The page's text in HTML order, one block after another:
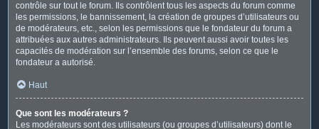
contrôle sur tout le forum. Ils contrôlent tous les aspects du forum comme
les permissions, le bannissement, la création de groupes d’utilisateurs ou
de modérateurs, etc., selon les permissions que le fondateur du forum a
attribuées aux autres administrateurs. Ils peuvent aussi avoir toutes les
capacités de modération sur l’ensemble des forums, selon ce que le
fondateur a autorisé.
Haut
Que sont les modérateurs ?
Les modérateurs sont des utilisateurs (ou groupes d’utilisateurs) dont le